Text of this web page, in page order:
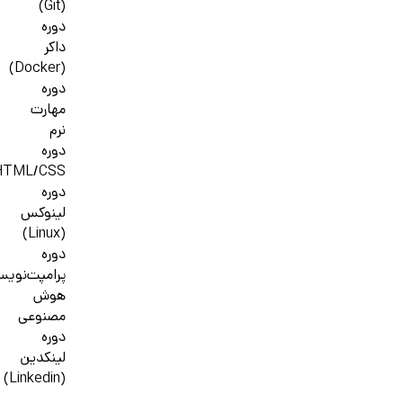
(Git)
دوره
داکر
(Docker)
دوره
مهارت
نرم
دوره
CSS
دوره
لینوکس
(Linux)
دوره
هوش
مصنوعی
دوره
لینکدین
(Linkedin)